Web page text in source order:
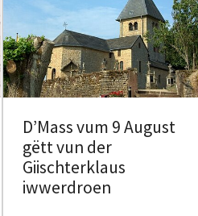
D’Mass vum 9 August
gëtt vun der
Giischterklaus
iwwerdroen